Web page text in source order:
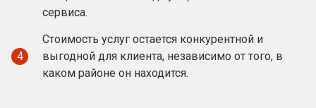
сервиса.
4
Стоимость услуг остается конкурентной и
выгодной для клиента, независимо от того, в
каком районе он находится.